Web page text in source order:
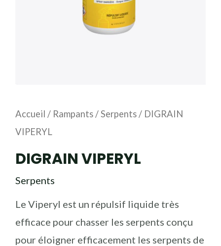
Accueil / Rampants/Serpents/ DIGRAIN
VIPERYL
DIGRAIN VIPERYL
Serpents
Le Viperyl est un répulsif liquide très
efficace pour chasser les serpents conçu
pour éloigner efficacement les serpents de